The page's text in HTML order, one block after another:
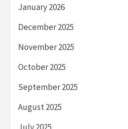
January 2026
December 2025
November 2025
October 2025
September 2025
August 2025